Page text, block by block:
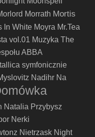
Morrath Mortis
In White Moyra Mr.Tea
vol.01 Muzyka The
ABBA
symfonicznie
Nadihr Na
Natalia Przybysz
Nerki
Nietrzask Night